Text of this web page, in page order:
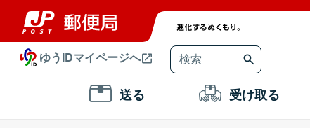
ゆうIDマイページへ
送る 受け取る